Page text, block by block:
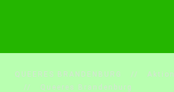
QUEERES BRANDENBURG Aktion
Queeres Brandenburg